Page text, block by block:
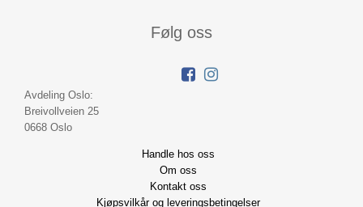
Følg oss
Avdeling Oslo:
Breivollveien 25
0668 Oslo
Handle hos oss
Om oss
Kontakt oss
Kjøpsvilkår og leveringsbetingelser